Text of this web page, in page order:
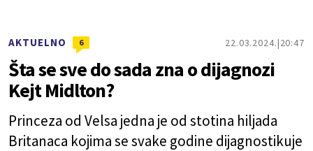
AKTUELNO 6 22.03.2024. 20:47
Šta se sve do sada zna o dijagnozi
Kejt Midlton?
Princeza od Velsa jedna je od stotina hiljada
Britanaca kojima se svake godine dijagnostikuje